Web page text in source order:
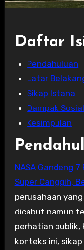
Daftar
Pendahuluan
Latar
Sikap Istana
Dampak
Kesimpulan
NASA Gandeng
Super Canggih,
perusahaan
dicabut namun
perhatian publik,
konteks ini,